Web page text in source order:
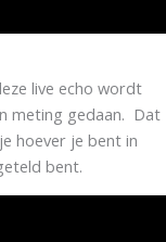
live echo wordt
meting gedaan. Dat
hoever je bent in
bent.